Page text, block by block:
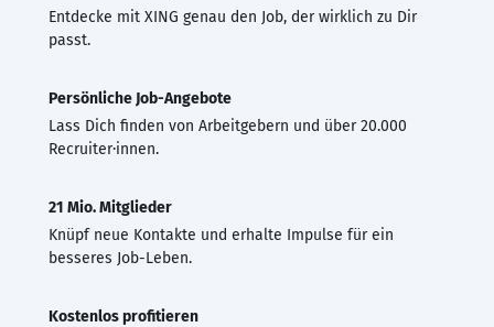
Entdecke mit XING genau den Job, der wirklich zu Dir
passt.
Persönliche Job-Angebote
Lass Dich finden von Arbeitgebern und über 20.000
Recruiter·innen.
21 Mio. Mitglieder
Knüpf neue Kontakte und erhalte Impulse für ein
besseres Job-Leben.
Kostenlos profitieren